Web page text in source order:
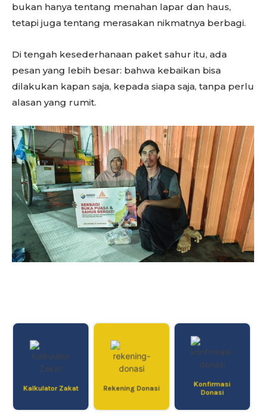
Don't miss
out!
Sing up for our newsletter
bukan hanya tentang menahan lapar dan haus,
tetapi juga tentang merasakan nikmatnya berbagi.
Di tengah kesederhanaan paket sahur itu, ada
pesan yang lebih besar: bahwa kebaikan bisa
dilakukan kapan saja, kepada siapa saja, tanpa perlu
alasan yang rumit.
Kalkulator Zakat Rekening Donasi
Konfirmasi
Donasi